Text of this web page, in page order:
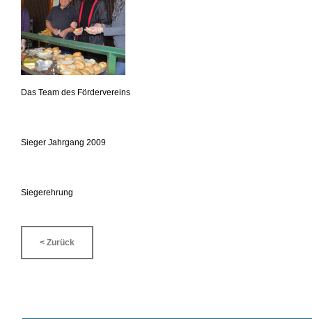
Das Team des Fördervereins
Sieger Jahrgang 2009
Siegerehrung
< Zurück